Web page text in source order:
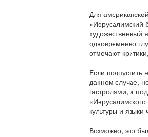
Для
«Иерусалимский
художественный
одновременно
отмечают
Если подпустить
данном случае,
гастролями, а
«Иерусалимского
культуры и языки
Возможно, это